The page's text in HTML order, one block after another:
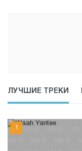
ЛУЧШИЕ ТРЕКИ